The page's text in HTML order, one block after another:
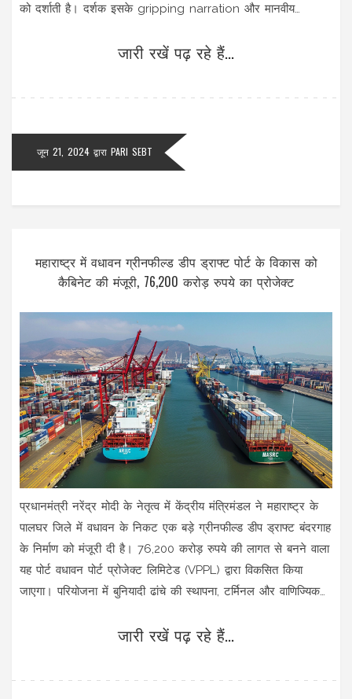
को दर्शाती है। दर्शक इसके gripping narration और मानवीय
जारी रखें पढ़ रहे हैं...
जून 21, 2024 द्वारा PARI SEBT
महाराष्ट्र में वधावन ग्रीनफील्ड डीप ड्राफ्ट पोर्ट के विकास को
कैबिनेट की मंजूरी, 76,200 करोड़ रुपये का प्रोजेक्ट
प्रधानमंत्री नरेंद्र मोदी के नेतृत्व में केंद्रीय मंत्रिमंडल ने महाराष्ट्र के
पालघर जिले में वधावन के निकट एक बड़े ग्रीनफील्ड डीप ड्राफ्ट बंदरगाह
के निर्माण को मंजूरी दी है। 76,200 करोड़ रुपये की लागत से बनने वाला
यह पोर्ट वधावन पोर्ट प्रोजेक्ट लिमिटेड (VPPL) द्वारा विकसित किया
जाएगा। परियोजना में बुनियादी ढांचे की स्थापना, टर्मिनल और वाणिज्यिक
जारी रखें पढ़ रहे हैं...